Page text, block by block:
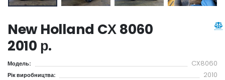
New Holland CХ 8060
2010 р.
Модель: CX8060
Рік виробництва: 2010